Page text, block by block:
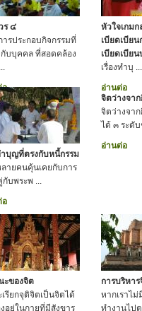
ร ๔
ารประกอบกิจกรรมที่
กับบุคคล ที่สอดคล้อง
อ
หัวใจเกมก
เบียดเบีย
เบียดเบีย
เรื่องทำบุ ...
อ่านต่อ
บุญที่ตรงกับหนี้กรรม
ายคนคุ้นเคยกับการ
บพระพ ...
อ
จิตว่างจาก
จิตว่างจา
ได้ ๓ ระดั
อ่านต่อ
ะของจิต
เรียกจุติจิตเป็นจิตได้
อยู่ในกายที่มีสังขาร
การบริหา
หากเราไ
ทำงานไป